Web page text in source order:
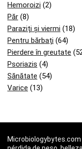
Hemoroizi (2)
Păr (8)
Paraziți și viermi (18)
Pentru bărbați (64)
Pierdere în greutate
Psoriazis (4)
Sănătate (54)
Varice (13)